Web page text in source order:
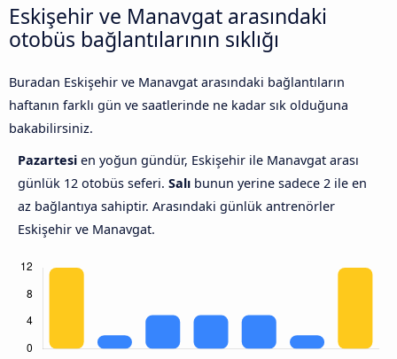
Eskişehir ve Manavgat arasındaki
otobüs bağlantılarının sıklığı
Buradan Eskişehir ve Manavgat arasındaki bağlantıların
haftanın farklı gün ve saatlerinde ne kadar sık olduğuna
bakabilirsiniz.
Pazartesi en yoğun gündür, Eskişehir ile Manavgat arası
günlük 12 otobüs seferi. Salı bunun yerine sadece 2 ile en
az bağlantıya sahiptir. Arasındaki günlük antrenörler
Eskişehir ve Manavgat.